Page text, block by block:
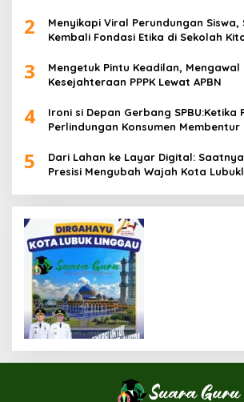
2
Menyikapi Viral Perundungan
Kembali Fondasi Etika di Sekolah
3
Mengetuk Pintu Keadilan, Mengawal
Kesejahteraan PPPK Lewat APBN
4
Ironi si Depan Gerbang SPBU:Ketika
Perlindungan Konsumen
5
Dari Lahan ke Layar Digital:
Presisi Mengubah Wajah